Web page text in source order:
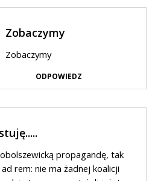
Zobaczymy
Zobaczymy
ODPOWIEDZ
propagandę, tak
rem: nie ma żadnej koalicji